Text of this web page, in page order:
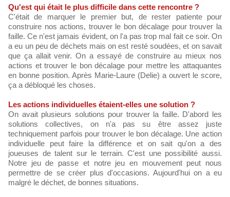
Qu'est qui était le plus difficile dans cette rencontre ?
C'était de marquer le premier but, de rester patiente pour
construire nos actions, trouver le bon décalage pour trouver la
faille. Ce n'est jamais évident, on l'a pas trop mal fait ce soir. On
a eu un peu de déchets mais on est resté soudées, et on savait
que ça allait venir. On a essayé de construire au mieux nos
actions et trouver le bon décalage pour mettre les attaquantes
en bonne position. Après Marie-Laure (Delie) a ouvert le score,
ça a débloqué les choses.
Les actions individuelles étaient-elles une solution ?
On avait plusieurs solutions pour trouver la faille. D'abord les
solutions collectives, on n'a pas su être assez juste
techniquement parfois pour trouver le bon décalage. Une action
individuelle peut faire la différence et on sait qu'on a des
joueuses de talent sur le terrain. C'est une possibilité aussi.
Notre jeu de passe et notre jeu en mouvement peut nous
permettre de se créer plus d'occasions. Aujourd'hui on a eu
malgré le déchet, de bonnes situations.